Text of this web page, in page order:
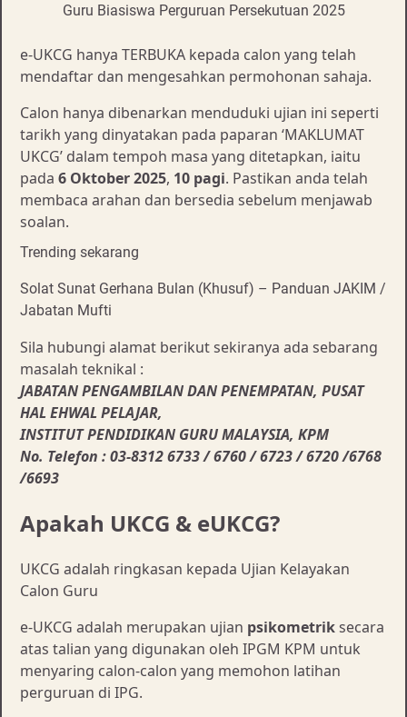
Guru Biasiswa Perguruan Persekutuan 2025
e-UKCG hanya TERBUKA kepada calon yang telah
mendaftar dan mengesahkan permohonan sahaja.
Calon hanya dibenarkan menduduki ujian ini seperti
tarikh yang dinyatakan pada paparan ‘MAKLUMAT
UKCG’ dalam tempoh masa yang ditetapkan, iaitu
pada 6 Oktober 2025, 10 pagi. Pastikan anda telah
membaca arahan dan bersedia sebelum menjawab
soalan.
Trending sekarang
Solat Sunat Gerhana Bulan (Khusuf) – Panduan JAKIM /
Jabatan Mufti
Sila hubungi alamat berikut sekiranya ada sebarang
masalah teknikal :
JABATAN PENGAMBILAN DAN PENEMPATAN, PUSAT
HAL EHWAL PELAJAR,
INSTITUT PENDIDIKAN GURU MALAYSIA, KPM
No. Telefon : 03-8312 6733 / 6760 / 6723 / 6720 /6768
/6693
Apakah UKCG & eUKCG?
UKCG adalah ringkasan kepada Ujian Kelayakan
Calon Guru
e-UKCG adalah merupakan ujian psikometriksecara
atas talian yang digunakan oleh IPGM KPM untuk
menyaring calon-calon yang memohon latihan
perguruan di IPG.